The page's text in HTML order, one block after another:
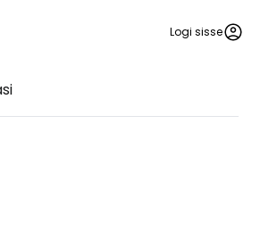
Logi sisse